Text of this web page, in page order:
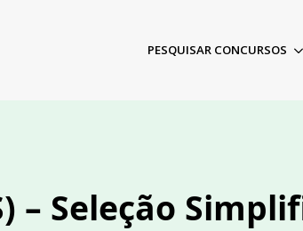
PESQUISAR CONCURSOS
– Seleção